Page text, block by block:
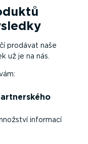
prodávat naše
už je na nás.
informací